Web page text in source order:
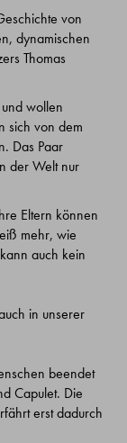
von
dynamischen
Thomas
wollen
sich von dem
Das Paar
der Welt nur
Eltern können
mehr, wie
auch kein
in unserer
beendet
Capulet. Die
erst dadurch